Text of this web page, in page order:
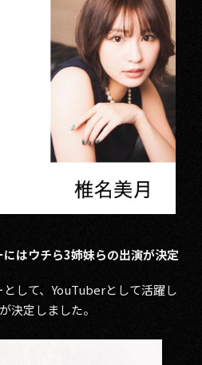
はウチら3姉妹らの出演が決定
して、YouTuberとして活躍し
決定しました。